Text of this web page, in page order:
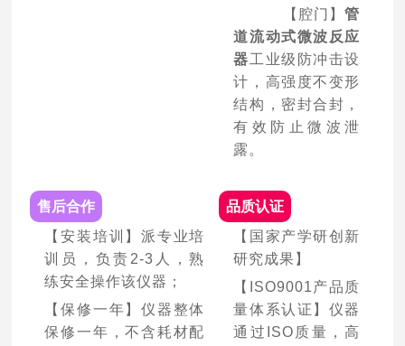
【腔门】管
道流动式微波反应
器工业级防冲击设
计，高强度不变形
结构，密封合封，
有效防止微波泄
露。
售后合作
【安装培训】派专业培
训员，负责2-3人，熟
练安全操作该仪器；
【保修一年】仪器整体
保修一年，不含耗材配
品质认证
【国家产学研创新
研究成果】
【ISO9001产品质
量体系认证】仪器
通过ISO质量，高